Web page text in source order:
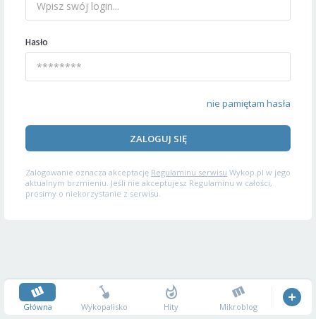
Hasło
nie pamiętam hasła
ZALOGUJ SIĘ
Zalogowanie oznacza akceptację Regulaminu serwisu Wykop.pl w jego
aktualnym brzmieniu. Jeśli nie akceptujesz Regulaminu w całości,
prosimy o niekorzystanie z serwisu.
Główna Wykopalisko Hity Mikroblog